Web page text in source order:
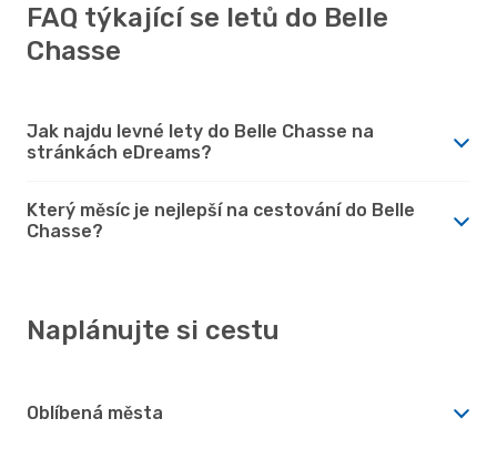
FAQ týkající se letů do Belle
Chasse
Jak najdu levné lety do Belle Chasse na
stránkách eDreams?
Který měsíc je nejlepší na cestování do Belle
Chasse?
Naplánujte si cestu
Oblíbená města